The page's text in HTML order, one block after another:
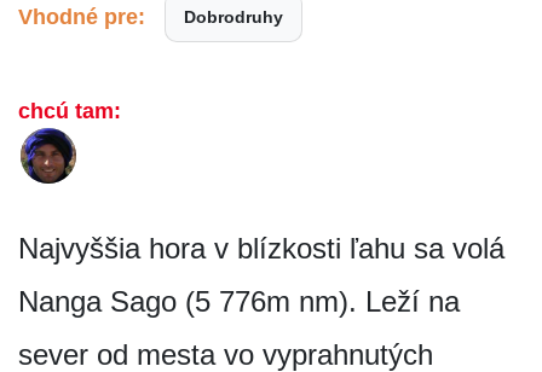
Vhodné pre: Dobrodruhy
chcú tam:
Najvyššia hora v blízkosti ľahu sa volá
Nanga Sago (5 776m nm). Leží na
sever od mesta vo vyprahnutých